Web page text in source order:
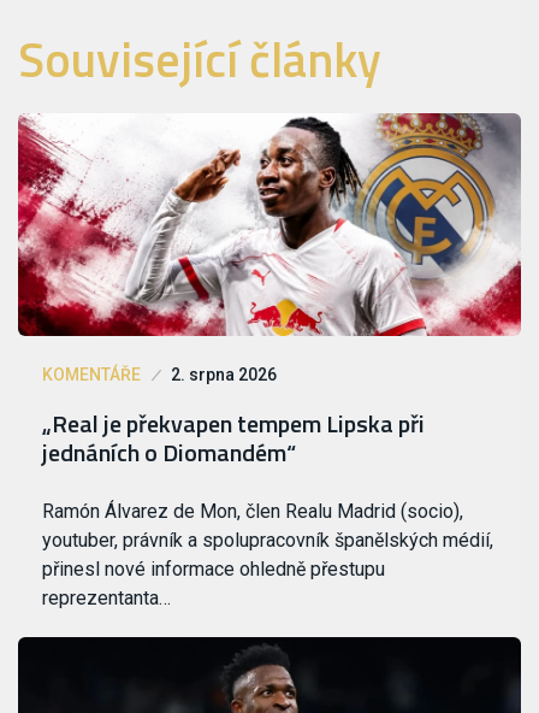
Související články
KOMENTÁŘE 2. srpna 2026
„Real je překvapen tempem Lipska při
jednáních o Diomandém“
Ramón Álvarez de Mon, člen Realu Madrid (socio),
youtuber, právník a spolupracovník španělských médií,
přinesl nové informace ohledně přestupu
reprezentanta…